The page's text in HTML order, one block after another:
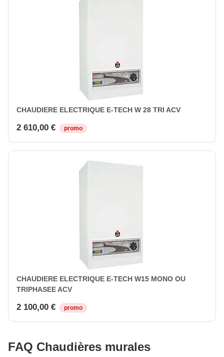
CHAUDIERE ELECTRIQUE E-TECH W 28 TRI ACV
2 610,00 € promo
CHAUDIERE ELECTRIQUE E-TECH W15 MONO OU
TRIPHASEE ACV
2 100,00 € promo
FAQ Chaudières murales